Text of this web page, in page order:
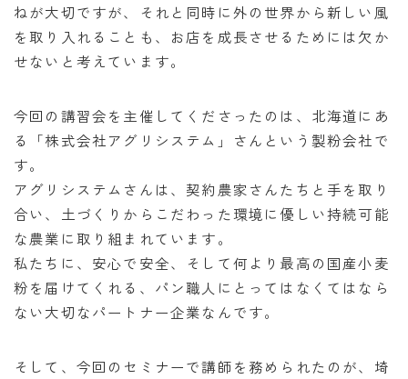
ねが大切ですが、それと同時に外の世界から新しい風
を取り入れることも、お店を成長させるためには欠か
せないと考えています。
今回の講習会を主催してくださったのは、北海道にあ
る「株式会社アグリシステム」さんという製粉会社で
す。
アグリシステムさんは、契約農家さんたちと手を取り
合い、土づくりからこだわった環境に優しい持続可能
な農業に取り組まれています。
私たちに、安心で安全、そして何より最高の国産小麦
粉を届けてくれる、パン職人にとってはなくてはなら
ない大切なパートナー企業なんです。
そして、今回のセミナーで講師を務められたのが、埼